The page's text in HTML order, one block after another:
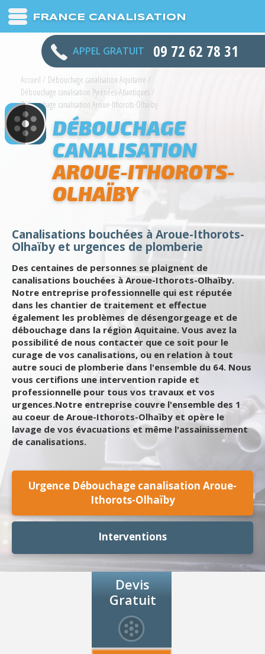
FRANCE CANALISATION
APPEL GRATUIT 09 72 62 78 31
Accueil / Débouchage canalisation Aquitaine /
Débouchage canalisation Pyrénées-Atlantiques /
Débouchage canalisation Aroue-Ithorots-Olhaïby
DÉBOUCHAGE
CANALISATION
AROUE-ITHOROTS-
OLHAÏBY
Canalisations bouchées à Aroue-Ithorots-
Olhaïby et urgences de plomberie
Des centaines de personnes se plaignent de
canalisations bouchées à Aroue-Ithorots-Olhaïby.
Notre entreprise professionnelle qui est réputée
dans les chantier de traitement et effectue
également les problèmes de désengorgeage et de
débouchage dans la région Aquitaine. Vous avez la
possibilité de nous contacter que ce soit pour le
curage de vos canalisations, ou en relation à tout
autre souci de plomberie dans l'ensemble du 64. Nous
vous certifions une intervention rapide et
professionnelle pour tous vos travaux et vos
urgences.Notre entreprise couvre l'ensemble des 1
au coeur de Aroue-Ithorots-Olhaïby et opère le
lavage de vos évacuations et même l'assainissement
de canalisations.
Urgence Débouchage canalisation Aroue-
Ithorots-Olhaïby
Interventions
Devis
Gratuit